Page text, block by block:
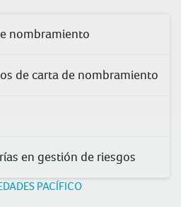
nombramiento
de carta de nombramiento
en gestión de riesgos
PACÍFICO